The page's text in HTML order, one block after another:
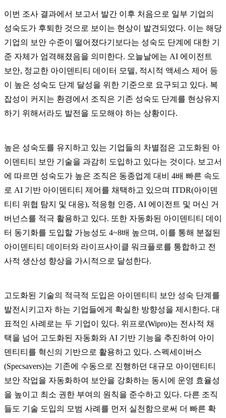
이번 조사 결과에서 보고서 발간 이후 처음으로 일부 기업의
성숙도가 후퇴한 것으로 보이는 현상이 발견되었다. 이는 해당
기업의 보안 수준이 떨어졌다기보다는 성숙도 단계에 대한 기
준 자체가 엄격해졌음을 의미한다. 오늘날에는 AI 에이전트
보안, 정교한 아이덴티티 데이터 모델, 적시적 액세스 제어 등
이 높은 성숙도 단계 달성을 위한 기준으로 요구되고 있다. 복
잡성이 커지는 환경에서 조직은 기존 성숙도 단계를 현상유지
하기 위해서라도 발전을 도모해야 하는 상황이다.
높은 성숙도를 유지하고 있는 기업들의 차별점은 고도화된 아
이덴티티 보안 기술을 과감히 도입하고 있다는 것이다. 보고서
에 따르면 성숙도가 높은 조직은 동종업계 대비 4배 빠른 속도
로 AI 기반 아이덴티티 제어를 채택하고 있으며 ITDR(아이덴
티티 위협 탐지 및 대응), 적응형 인증, AI 에이전트 및 머신 거
버넌스를 적극 활용하고 있다. 또한 자동화된 아이덴티티 데이
터 동기화를 도입할 가능성도 4~8배 높으며, 이를 통해 분절된
아이덴티티 데이터와 라이프사이클 워크플로를 통합하고 전
사적 생산성 향상을 가시적으로 달성한다.
고도화된 기술의 적극적 도입은 아이덴티티 보안 성숙 단계를
발전시키고자 하는 기업들에게 확실한 방향성을 제시한다. 대
표적인 사례로는 두 기업이 있다. 위프로(Wipro)는 전사적 채
택을 넘어 고도화된 자동화와 AI 기반 기능을 추진하여 아이
덴티티를 혁신의 기반으로 활용하고 있다. 스펙세이버스
(Specsavers)는 기존에 수동으로 진행하던 대규모 아이덴티티
보안 작업을 자동화하여 보안을 강화하는 동시에 운영 효율성
을 높이고 최소 권한 부여의 원칙을 준수하고 있다. 다른 조직
들도 기술 도입의 모범 사례를 먼저 실천함으로써 더 빠른 확